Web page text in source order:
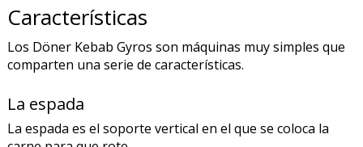
Características
Los Döner Kebab Gyros son máquinas muy simples que
comparten una serie de características.
La espada
La espada es el soporte vertical en el que se coloca la